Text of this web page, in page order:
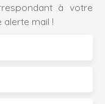
à votre
mail !